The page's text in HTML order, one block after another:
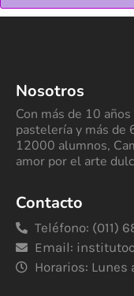
Nosotros
Con más de 10
pastelería y más de
12000 alumnos,
amor por el arte
Contacto
Teléfono: (011)
Email:
Horarios: Lunes